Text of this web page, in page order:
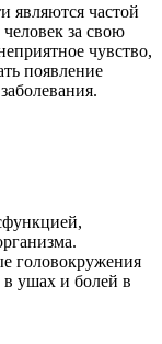
являются частой
за свою
чувство,
появление
головокружения
ушах и болей в